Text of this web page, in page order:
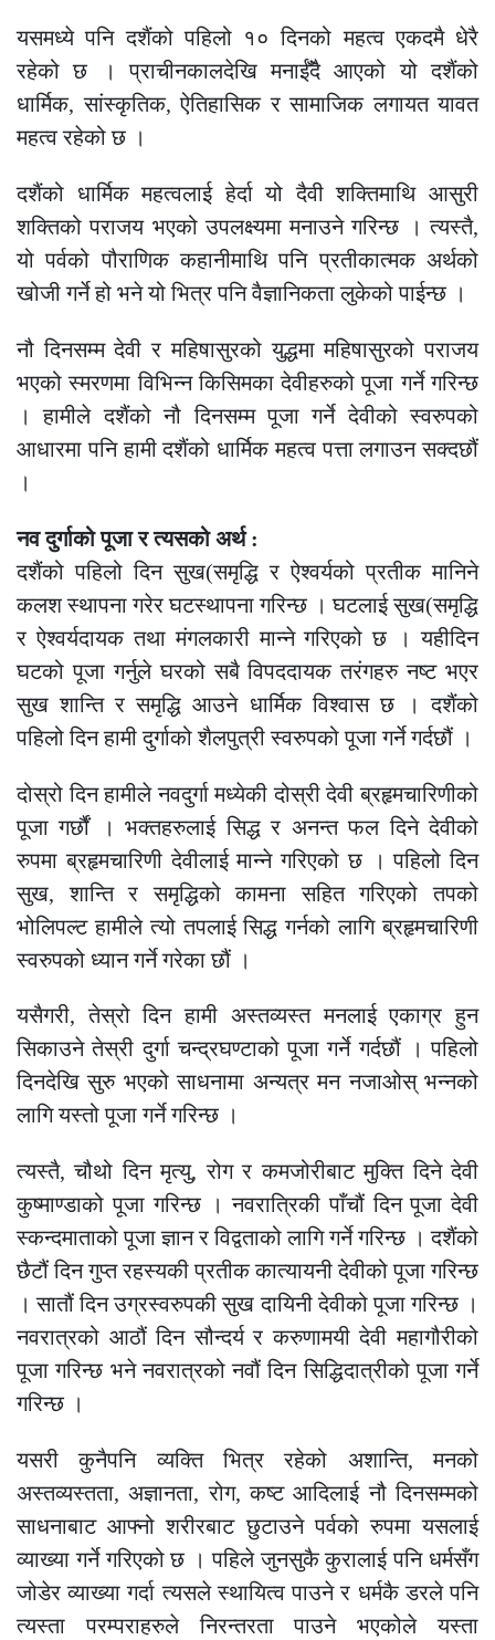
यसमध्ये पनि दशैंको पहिलो १० दिनको महत्व एकदमै धेरै
रहेको छ । प्राचीनकालदेखि मनाईँदै आएको यो दशैंको
धार्मिक, सांस्कृतिक, ऐतिहासिक र सामाजिक लगायत यावत
महत्व रहेको छ ।
दशैंको धार्मिक महत्वलाई हेर्दा यो दैवी शक्तिमाथि आसुरी
शक्तिको पराजय भएको उपलक्ष्यमा मनाउने गरिन्छ । त्यस्तै,
यो पर्वको पौराणिक कहानीमाथि पनि प्रतीकात्मक अर्थको
खोजी गर्ने हो भने यो भित्र पनि वैज्ञानिकता लुकेको पाईन्छ ।
नौ दिनसम्म देवी र महिषासुरको युद्धमा महिषासुरको पराजय
भएको स्मरणमा विभिन्न किसिमका देवीहरुको पूजा गर्ने गरिन्छ
। हामीले दशैंको नौ दिनसम्म पूजा गर्ने देवीको स्वरुपको
आधारमा पनि हामी दशैंको धार्मिक महत्व पत्ता लगाउन सक्दछौं
।
नव दुर्गाको पूजा र त्यसको अर्थ :
दशैंको पहिलो दिन सुख(समृद्धि र ऐश्वर्यको प्रतीक मानिने
कलश स्थापना गरेर घटस्थापना गरिन्छ । घटलाई सुख(समृद्धि
र ऐश्वर्यदायक तथा मंगलकारी मान्ने गरिएको छ । यहीदिन
घटको पूजा गर्नुले घरको सबै विपददायक तरंगहरु नष्ट भएर
सुख शान्ति र समृद्धि आउने धार्मिक विश्वास छ । दशैंको
पहिलो दिन हामी दुर्गाको शैलपुत्री स्वरुपको पूजा गर्ने गर्दछौं ।
दोस्रो दिन हामीले नवदुर्गा मध्येकी दोस्री देवी ब्रहृमचारिणीको
पूजा गर्छौं । भक्तहरुलाई सिद्ध र अनन्त फल दिने देवीको
रुपमा ब्रहृमचारिणी देवीलाई मान्ने गरिएको छ । पहिलो दिन
सुख, शान्ति र समृद्धिको कामना सहित गरिएको तपको
भोलिपल्ट हामीले त्यो तपलाई सिद्ध गर्नको लागि ब्रहृमचारिणी
स्वरुपको ध्यान गर्ने गरेका छौं ।
यसैगरी, तेस्रो दिन हामी अस्तव्यस्त मनलाई एकाग्र हुन
सिकाउने तेस्री दुर्गा चन्द्रघण्टाको पूजा गर्ने गर्दछौं । पहिलो
दिनदेखि सुरु भएको साधनामा अन्यत्र मन नजाओस् भन्नको
लागि यस्तो पूजा गर्ने गरिन्छ ।
त्यस्तै, चौथो दिन मृत्यु, रोग र कमजोरीबाट मुक्ति दिने देवी
कुष्माण्डाको पूजा गरिन्छ । नवरात्रिकी पाँचौं दिन पूजा देवी
स्कन्दमाताको पूजा ज्ञान र विद्वताको लागि गर्ने गरिन्छ । दशैंको
छैटौं दिन गुप्त रहस्यकी प्रतीक कात्यायनी देवीको पूजा गरिन्छ
। सातौं दिन उग्रस्वरुपकी सुख दायिनी देवीको पूजा गरिन्छ ।
नवरात्रको आठौं दिन सौन्दर्य र करुणामयी देवी महागौरीको
पूजा गरिन्छ भने नवरात्रको नवौं दिन सिद्धिदात्रीको पूजा गर्ने
गरिन्छ ।
यसरी कुनैपनि व्यक्ति भित्र रहेको अशान्ति, मनको
अस्तव्यस्तता, अज्ञानता, रोग, कष्ट आदिलाई नौ दिनसम्मको
साधनाबाट आफ्नो शरीरबाट छुटाउने पर्वको रुपमा यसलाई
व्याख्या गर्ने गरिएको छ । पहिले जुनसुकै कुरालाई पनि धर्मसँग
जोडेर व्याख्या गर्दा त्यसले स्थायित्व पाउने र धर्मकै डरले पनि
त्यस्ता परम्पराहरुले निरन्तरता पाउने भएकोले यस्ता